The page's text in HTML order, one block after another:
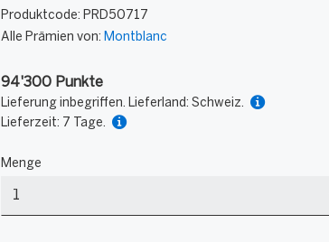
Produktcode: PRD50717
Alle Prämien von: Montblanc
94'300 Punkte
Lieferung inbegriffen. Lieferland: Schweiz.
Lieferzeit: 7 Tage.
Menge